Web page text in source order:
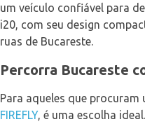
um veículo confiável para
i20, com seu design
ruas de Bucareste.
Percorra Bucareste
Para aqueles que
FIREFLY, é uma escolha